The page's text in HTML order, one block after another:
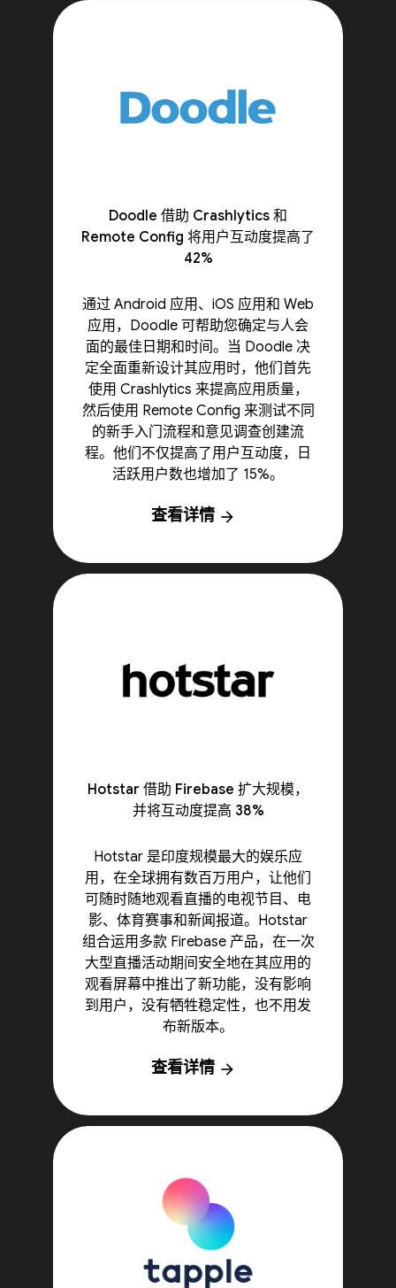
Doodle 借助 Crashlytics 和
Remote Config 将用户互动度提高了
42%
通过 Android 应用、iOS 应用和 Web
应用，Doodle 可帮助您确定与人会
面的最佳日期和时间。当 Doodle 决
定全面重新设计其应用时，他们首先
使用 Crashlytics 来提高应用质量，
然后使用 Remote Config 来测试不同
的新手入门流程和意见调查创建流
程。他们不仅提高了用户互动度，日
活跃用户数也增加了 15%。
查看详情 arrow_forward
Hotstar 借助 Firebase 扩大规模，
并将互动度提高 38%
Hotstar 是印度规模最大的娱乐应
用，在全球拥有数百万用户，让他们
可随时随地观看直播的电视节目、电
影、体育赛事和新闻报道。Hotstar
组合运用多款 Firebase 产品，在一次
大型直播活动期间安全地在其应用的
观看屏幕中推出了新功能，没有影响
到用户，没有牺牲稳定性，也不用发
布新版本。
查看详情 arrow_forward